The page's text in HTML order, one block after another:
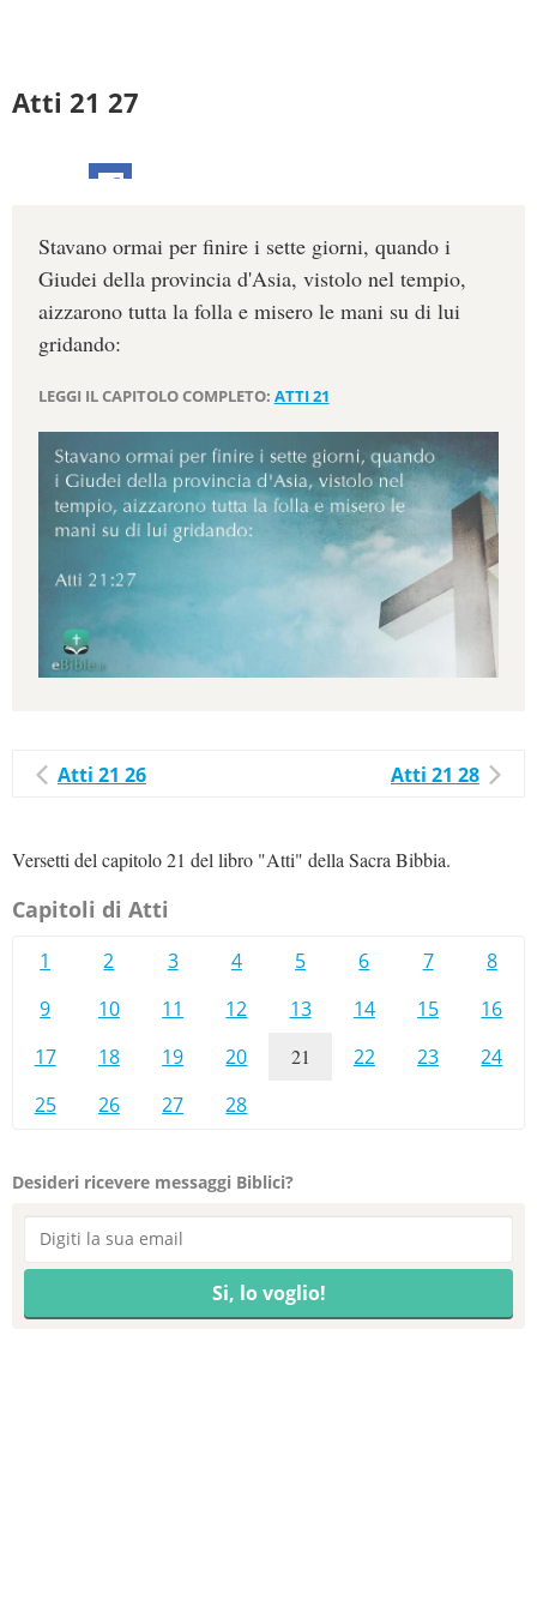
Atti 21 27
Stavano ormai per finire i sette giorni, quando i
Giudei della provincia d'Asia, vistolo nel tempio,
aizzarono tutta la folla e misero le mani su di lui
gridando:
LEGGI IL CAPITOLO COMPLETO: ATTI 21
Atti 21 26 Atti 21 28
Versetti del capitolo 21 del libro "Atti" della Sacra Bibbia.
Capitoli di Atti
1 2 3 4 5 6 7
8
9
10 11 12 13 14 15
16
17
18 19 20 21 22 23
24
25
26 27 28
Desideri ricevere messaggi Biblici?